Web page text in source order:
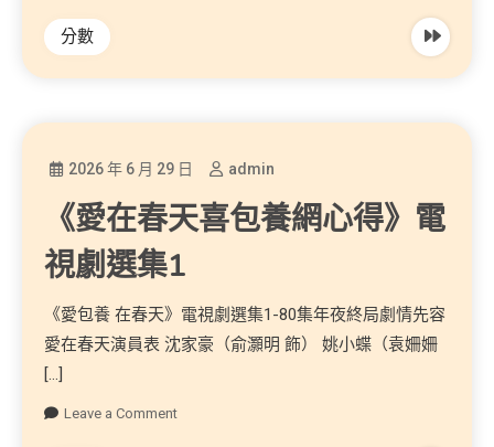
分數
2026 年 6 月 29 日 admin
《愛在春天喜包養網心得》電
視劇選集1
《愛包養 在春天》電視劇選集1-80集年夜終局劇情先容
愛在春天演員表 沈家豪（俞灝明 飾） 姚小蝶（袁姍姍
[…]
Leave a Comment